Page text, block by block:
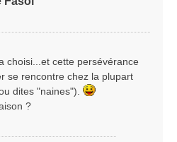
choisi...et cette persévérance
se rencontre chez la plupart
dites "naines").
?